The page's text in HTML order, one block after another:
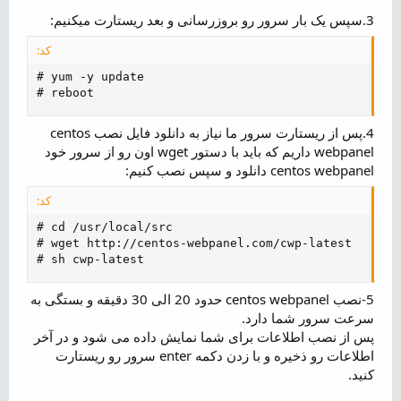
3.سپس یک بار سرور رو بروزرسانی و بعد ریستارت میکنیم:
کد:
# yum -y update
# reboot
4.پس از ریستارت سرور ما نیاز به دانلود فایل نصب centos
webpanel داریم که باید با دستور wget اون رو از سرور خود
centos webpanel دانلود و سپس نصب کنیم:
کد:
# cd /usr/local/src
# wget http://centos-webpanel.com/cwp-latest
# sh cwp-latest
5-نصب centos webpanel حدود 20 الی 30 دقیقه و بستگی به
سرعت سرور شما دارد.
پس از نصب اطلاعات برای شما نمایش داده می شود و در آخر
اطلاعات رو ذخیره و با زدن دکمه enter سرور رو ریستارت
کنید.